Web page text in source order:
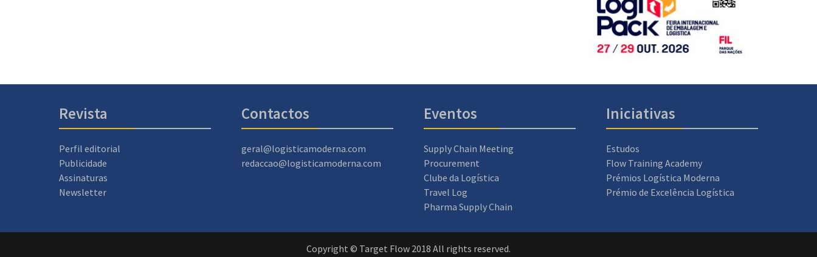
Revista
Perfil editorial
Publicidade
Assinaturas
Newsletter
Contactos
geral@logisticamoderna.com
redaccao@logisticamoderna.com
Eventos
Supply Chain Meeting
Procurement
Clube da Logística
Travel Log
Pharma Supply Chain
Iniciativas
Estudos
Flow Training Academy
Prémios Logística Moderna
Prémio de Excelência Logística
Copyright © Target Flow 2018 All rights reserved.